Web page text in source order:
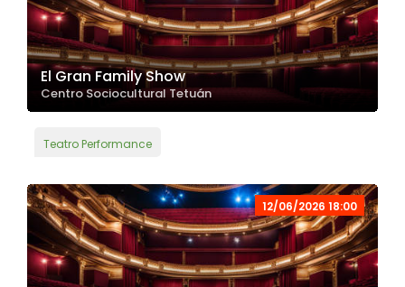
El Gran Family Show
Centro Sociocultural Tetuán
Teatro Performance
12/06/2026 18:00